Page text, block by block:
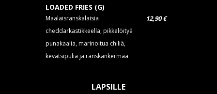
LOADED FRIES (G)
Maalaisranskalaisia
cheddarkastikkeella, pikkelöityä
punakaalia, marinoitua chiliä,
kevätsipulia ja ranskankermaa
12,90 €
LAPSILLE